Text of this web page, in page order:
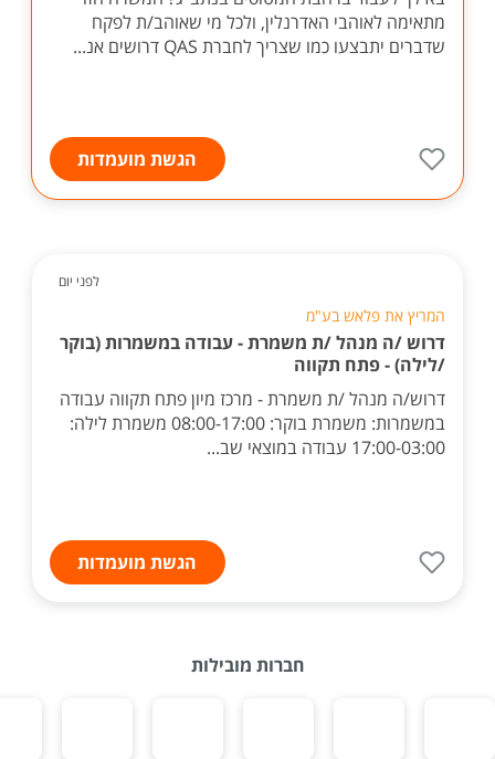
מתאימה לאוהבי האדרנלין, ולכל מי שאוהב/ת לפקח
שדברים יתבצעו כמו שצריך לחברת QAS דרושים אנ...
הגשת מועמדות
לפני יום
המריץ את פלאש בע"מ
דרוש /ה מנהל /ת משמרת - עבודה במשמרות (בוקר
/לילה) - פתח תקווה
דרוש/ה מנהל /ת משמרת - מרכז מיון פתח תקווה עבודה
במשמרות: משמרת בוקר: 08:00-17:00 משמרת לילה:
17:00-03:00 עבודה במוצאי שב...
הגשת מועמדות
חברות מובילות